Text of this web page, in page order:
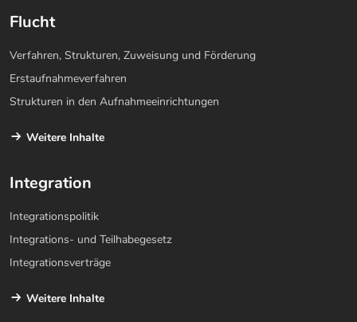
Flucht
Verfahren, Strukturen, Zuweisung und Förderung
Erstaufnahmeverfahren
Strukturen in den Aufnahmeeinrichtungen
Weitere Inhalte
Integration
Integrationspolitik
Integrations- und Teilhabegesetz
Integrationsverträge
Weitere Inhalte